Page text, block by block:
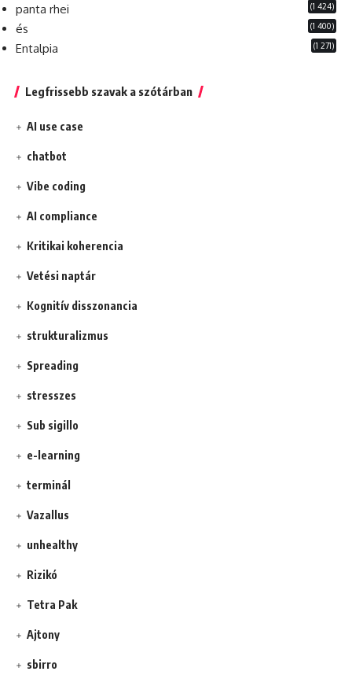
panta rhei (1 424)
és (1 400)
Entalpia (1 271)
Legfrissebb szavak a szótárban
AI use case
chatbot
Vibe coding
AI compliance
Kritikai koherencia
Vetési naptár
Kognitív disszonancia
strukturalizmus
Spreading
stresszes
Sub sigillo
e-learning
terminál
Vazallus
unhealthy
Rizikó
Tetra Pak
Ajtony
sbirro